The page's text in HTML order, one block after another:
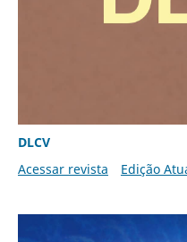
DLCV
Acessar revista
Edição